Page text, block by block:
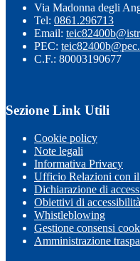
Via Madonna degli
Tel: 0861.296713
Email:
PEC:
C.F.: 80003190677
Sezione Link Utili
Cookie policy
Note legali
Informativa Privacy
Ufficio Relazioni con
Dichiarazione di
Obiettivi di accessibilità
Whistleblowing
Gestione consensi
Amministrazione